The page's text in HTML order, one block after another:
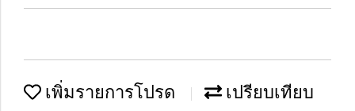
เพิ่มรายการโปรด เปรียบเทียบ